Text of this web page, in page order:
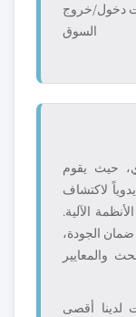
دخول/خروج
السوق
حيث يقوم
لاكتشاف
الآلية.
الجودة،
والمعايير
لدينا أقصى